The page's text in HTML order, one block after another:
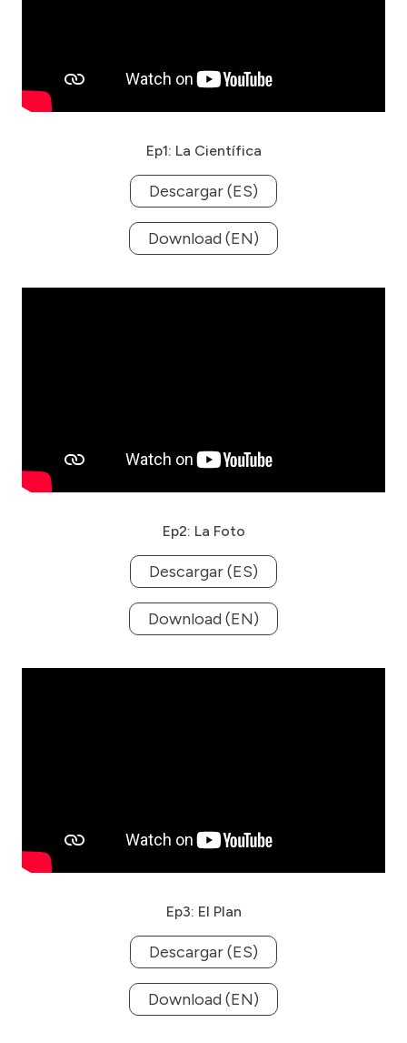
Ep1: La Científica
Descargar (ES)
Download (EN)
Ep2: La Foto
Descargar (ES)
Download (EN)
Ep3: El Plan
Descargar (ES)
Download (EN)